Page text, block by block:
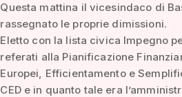
Questa mattina il vicesindaco di
rassegnato le proprie dimissioni.
Eletto con la lista civica Impegno
referati alla Pianificazione
Europei, Efficientamento e
CED e in quanto tale era